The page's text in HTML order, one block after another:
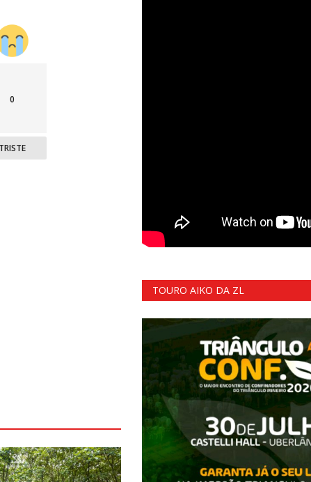
0
TRISTE
TOURO AIKO DA ZL